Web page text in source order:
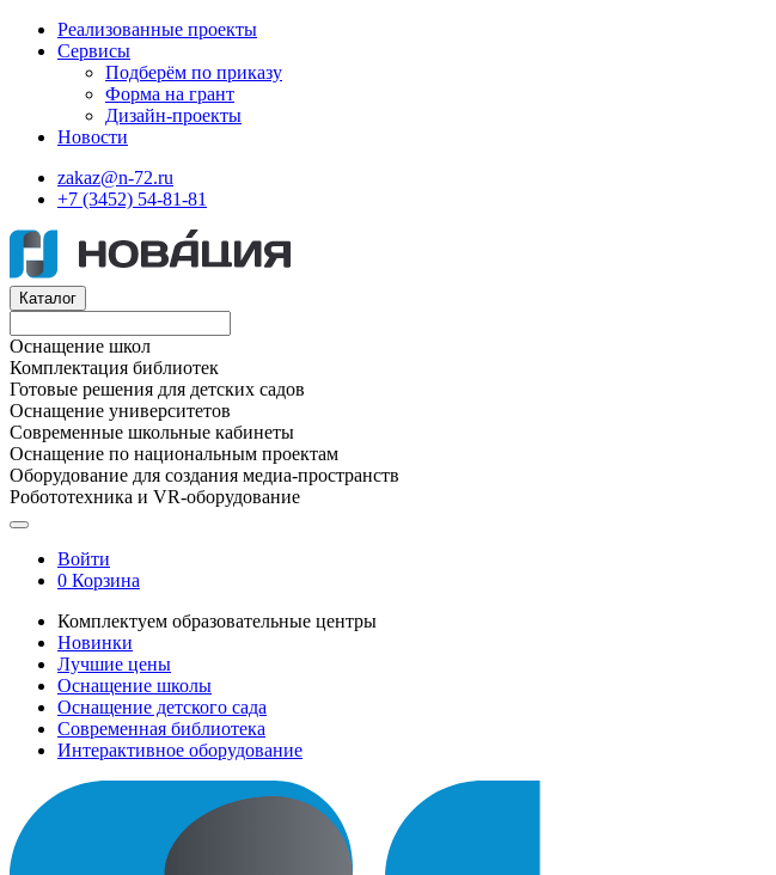
Реализованные проекты
Сервисы
Подберём по приказу
Форма на грант
Дизайн-проекты
Новости
zakaz@n-72.ru
+7 (3452) 54-81-81
Каталог
Оснащение школ
Комплектация библиотек
Готовые решения для детских садов
Оснащение университетов
Современные школьные кабинеты
Оснащение по национальным проектам
Оборудование для создания медиа-пространств
Робототехника и VR-оборудование
Войти
0 Корзина
Комплектуем образовательные центры
Новинки
Лучшие цены
Оснащение школы
Оснащение детского сада
Современная библиотека
Интерактивное оборудование